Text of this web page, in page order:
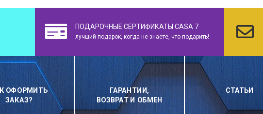
ПОДАРОЧНЫЕ СЕРТИФИКАТЫ CASA 7
лучший подарок, когда не знаете, что подарить!
ОФОРМИТЬ
ЗАКАЗ?
ГАРАНТИИ,
ВОЗВРАТ И ОБМЕН
СТАТЬИ